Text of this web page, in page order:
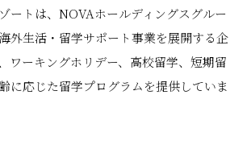
ートは、NOVAホールディングスグルー
外生活・留学サポート事業を展開する企
ワーキングホリデー、高校留学、短期留
に応じた留学プログラムを提供していま